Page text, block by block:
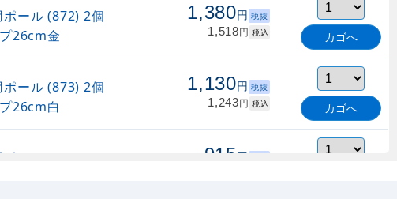
ポール (872) 2個
26cm金
1,380円 税抜
1,518円 税込 カゴへ
ポール (873) 2個
26cm白
1,130円 税抜
1,243円 税込 カゴへ
ポール (877) マ
915円